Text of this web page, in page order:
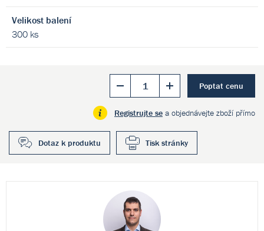
Velikost balení
300 ks
Poptat cenu
Registrujte se a objednávejte zboží přímo
Dotaz k produktu Tisk stránky